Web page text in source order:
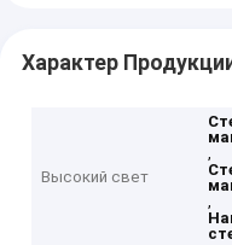
Характер
Высокий свет
,
,